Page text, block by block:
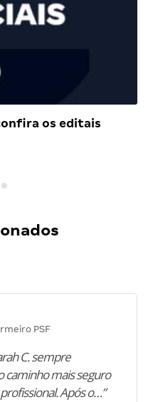
os editais
PSF
C. sempre
caminho mais seguro
Após o…”